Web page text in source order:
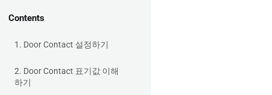
Contents
1. Door Contact 설정하기
2. Door Contact 표기값 이해
하기